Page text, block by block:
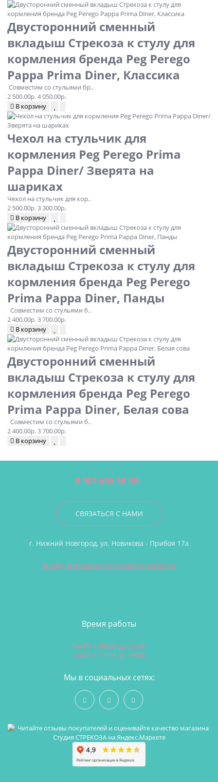
Двусторонний сменный
вкладыш Стрекоза к стулу для
кормления бренда Peg Perego
Pappa Prima Diner, Классика
Совместим со стульями бр..
2 500.00р.4 050.00р.
В корзину
Чехол на стульчик для
кормления Peg Perego Prima
Pappa Diner/ Зверята на
шариках
Чехол на стульчик для кор..
2 500.00р.3 300.00р.
В корзину
Двусторонний сменный
вкладыш Стрекоза к стулу для
кормления бренда Peg Perego
Prima Pappa Diner, Панды
Совместим со стульями б..
2 400.00р.3 700.00р.
В корзину
Двусторонний сменный
вкладыш Стрекоза к стулу для
кормления бренда Peg Perego
Prima Pappa Diner, Белая сова
Совместим со стульями б..
2 400.00р.3 700.00р.
В корзину
8 903 606 58 58
СВЯЗАТЬСЯ С НАМИ
г. Нижний Новгород, ул. Новикова - Прибоя 17а
studiy_strecoza@chexolnastylchiknn.ru
Время работы
Пн-Пт с 09:00 до 21:00
Сб-Вс с 10:00 до 19:00
Мы в социальных сетях: